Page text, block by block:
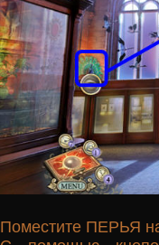
Поместите ПЕРЬЯ